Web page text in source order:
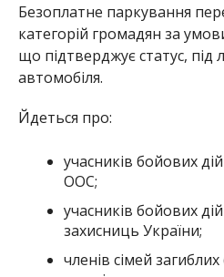
Безоплатне паркування
категорій громадян за
що підтверджує статус, під
автомобіля.
Йдеться про:
учасників бойових
ООС;
учасників бойових
захисниць України;
членів сімей